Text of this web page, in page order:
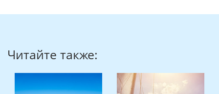
Читайте также: